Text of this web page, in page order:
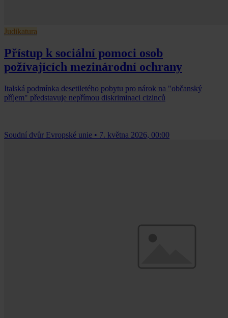
Judikatura
Přístup k sociální pomoci osob
požívajících mezinárodní ochrany
Italská podmínka desetiletého pobytu pro nárok na "občanský
příjem" představuje nepřímou diskriminaci cizinců
Soudní dvůr Evropské unie • 7. května 2026, 00:00